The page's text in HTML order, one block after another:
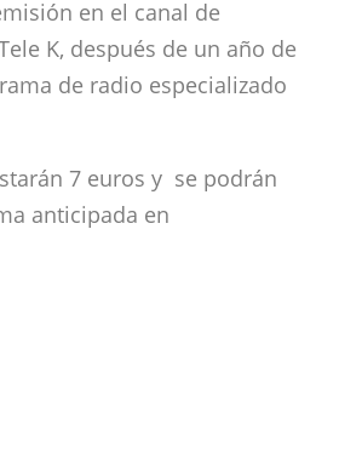
en el canal de
K, después de un año de
de radio especializado
7 euros y se podrán
anticipada en